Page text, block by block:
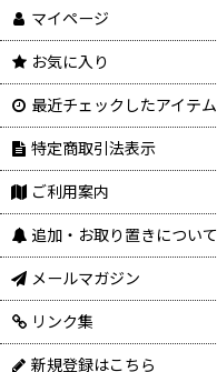
マイページ
お気に入り
最近チェックしたアイテム
特定商取引法表示
ご利用案内
追加・お取り置きについて
メールマガジン
リンク集
新規登録はこちら